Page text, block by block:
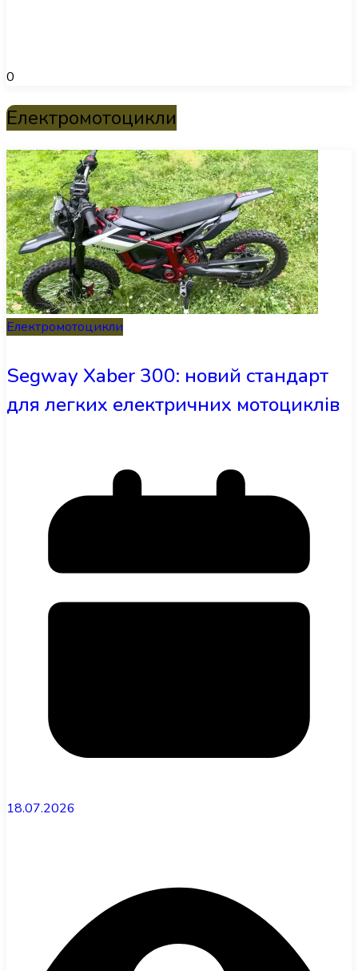
0
Електромотоцикли
Електромотоцикли
Segway Xaber 300: новий стандарт
для легких електричних мотоциклів
18.07.2026